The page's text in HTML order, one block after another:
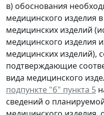
в) обоснования
медицинского изделия
медицинских изделий
медицинского изделия
медицинских изделий),
подтверждающие
вида медицинского
подпункте "б" пункта 5
сведений о